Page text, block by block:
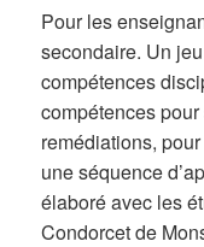
Pour les
secondaire. Un
compétences
compétences
remédiations,
une séquence
élaboré avec les
Condorcet de